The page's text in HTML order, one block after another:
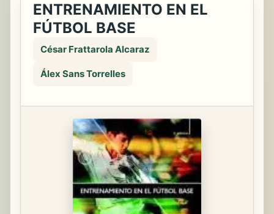
ENTRENAMIENTO EN EL
FÚTBOL BASE
César Frattarola Alcaraz
Álex Sans Torrelles